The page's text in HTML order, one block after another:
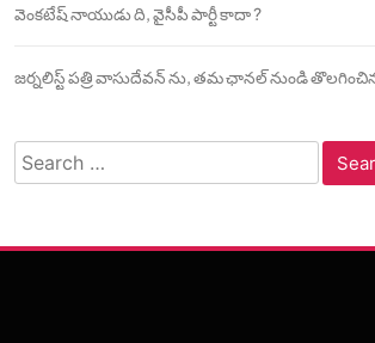
వెంకటేష్ నాయుడు ది, వైసీపీ పార్టీ కాదా ?
జర్నలిస్ట్ పత్రి వాసుదేవన్ ను, తమ ఛానల్ నుండి
Search
for: